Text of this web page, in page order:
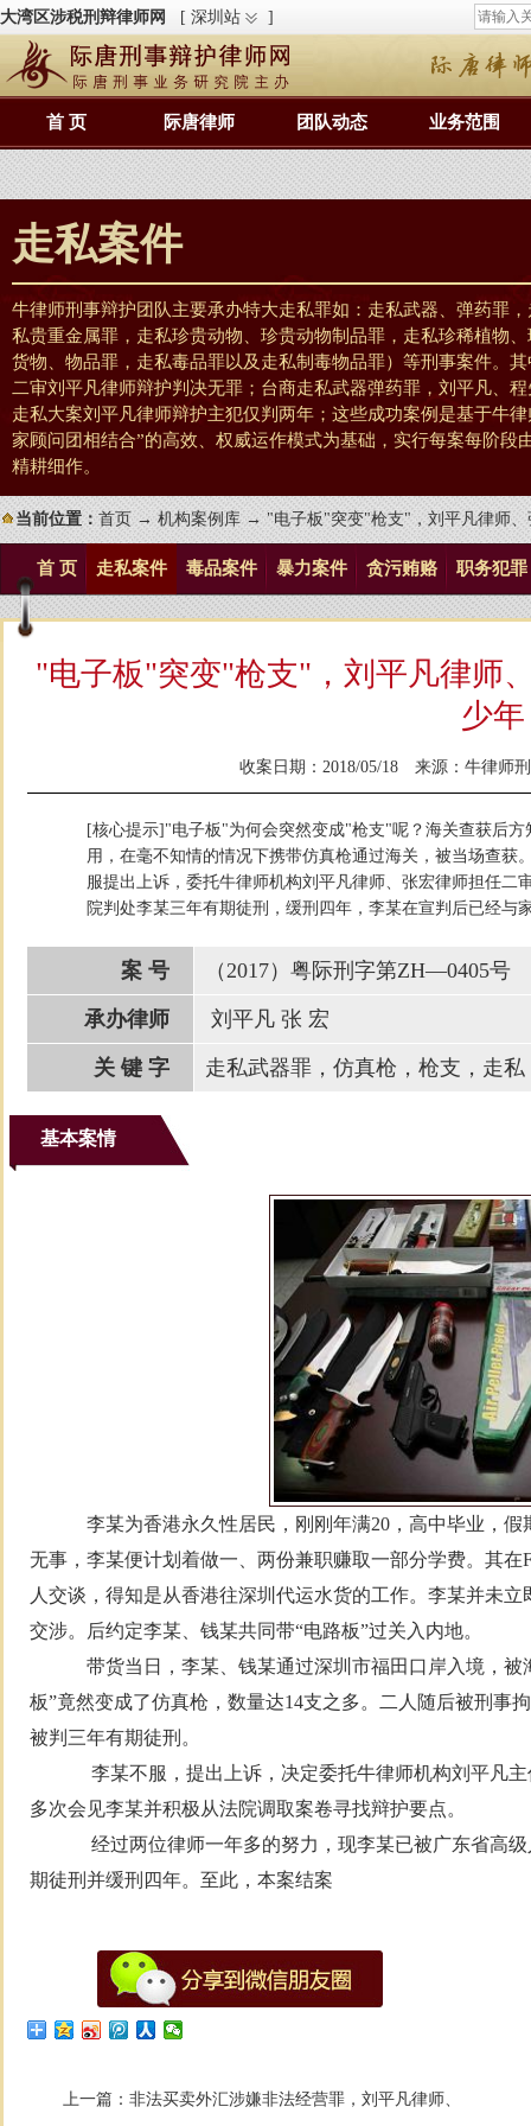
大湾区涉税刑辩律师网 [ 深圳站 ]
首 页 际唐律师 团队动态 业务范围
走私案件
牛律师刑事辩护团队主要承办特大走私罪如：走私武器、弹药罪
私贵重金属罪，走私珍贵动物、珍贵动物制品罪，走私珍稀植物
货物、物品罪，走私毒品罪以及走私制毒物品罪）等刑事案件。
二审刘平凡律师辩护判决无罪；台商走私武器弹药罪，刘平凡、
走私大案刘平凡律师辩护主犯仅判两年；这些成功案例是基于牛
家顾问团相结合”的高效、权威运作模式为基础，实行每案每阶段
精耕细作。
当前位置：首页→机构案例库→ "电子板"突变"枪支"，刘平凡律师、
首 页 走私案件 毒品案件 暴力案件 贪污贿赂 职务犯罪
"电子板"突变"枪支"，刘平凡律师
少年
收案日期：2018/05/18 来源： 牛律师
[核心提示]"电子板"为何会突然变成"枪支"呢？海关查获后
用，在毫不知情的情况下携带仿真枪通过海关，被当场查获
服提出上诉，委托牛律师机构刘平凡律师、张宏律师担任二
院判处李某三年有期徒刑，缓刑四年，李某在宣判后已经与
案 号 （2017）粤际刑字第ZH—0405号
承办律师 刘平凡 张 宏
关 键 字 走私武器罪，仿真枪，枪支，走
基本案情
李某为香港永久性居民，刚刚年满20，高中毕业，假
无事，李某便计划着做一、两份兼职赚取一部分学费。其在
人交谈，得知是从香港往深圳代运水货的工作。李某并未
交涉。后约定李某、钱某共同带“电路板”过关入内地。
带货当日，李某、钱某通过深圳市福田口岸入境，被
板”竟然变成了仿真枪，数量达14支之多。二人随后被刑事
被判三年有期徒刑。
李某不服，提出上诉，决定委托牛律师机构刘平凡
多次会见李某并积极从法院调取案卷寻找辩护要点。
经过两位律师一年多的努力，现李某已被广东省高
期徒刑并缓刑四年。至此，本案结案
上一篇： 非法买卖外汇涉嫌非法经营罪，刘平凡律师、